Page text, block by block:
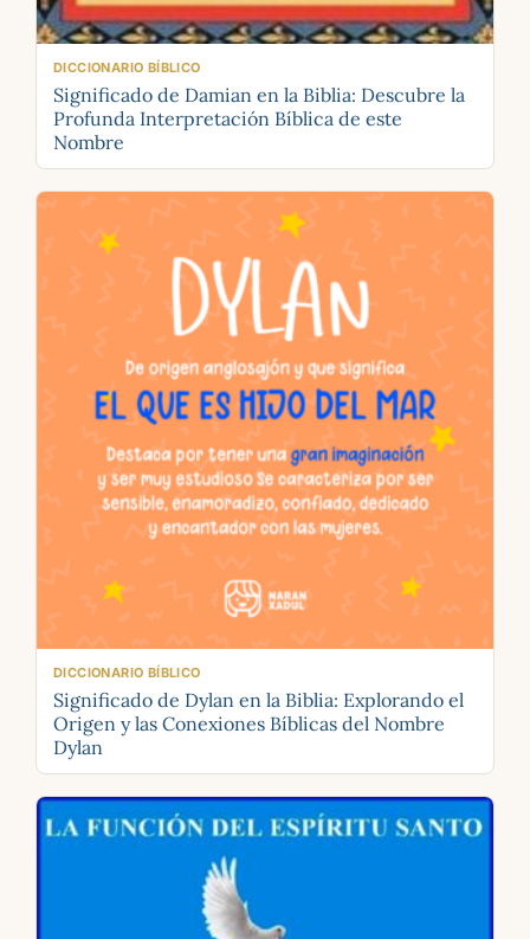
DICCIONARIO BÍBLICO
Significado de Damian en la Biblia: Descubre la
Profunda Interpretación Bíblica de este
Nombre
DICCIONARIO BÍBLICO
Significado de Dylan en la Biblia: Explorando el
Origen y las Conexiones Bíblicas del Nombre
Dylan